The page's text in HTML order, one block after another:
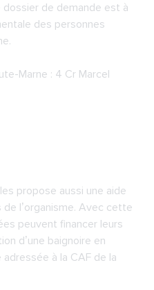
dossier de demande est à
des personnes
Marne : 4 Cr Marcel
propose aussi une aide
l’organisme. Avec cette
peuvent financer leurs
d’une baignoire en
à la CAF de la